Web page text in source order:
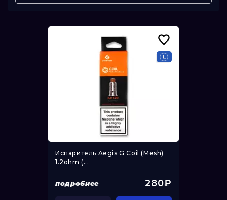
Испаритель Aegis G Coil (Mesh)
1.2ohm (...
подробнее 280₽